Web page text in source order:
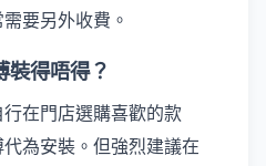
要另外收費。
裝得唔得？
在門店選購喜歡的款
為安裝。但強烈建議在